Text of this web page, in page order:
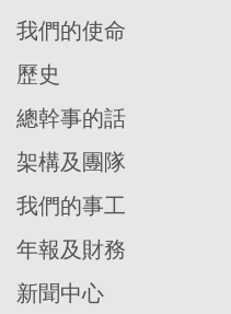
我們的使命
歷史
總幹事的話
架構及團隊
我們的事工
年報及財務
新聞中心